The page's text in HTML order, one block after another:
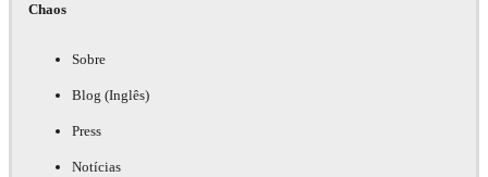
Chaos
Sobre
Blog (Inglês)
Press
Notícias